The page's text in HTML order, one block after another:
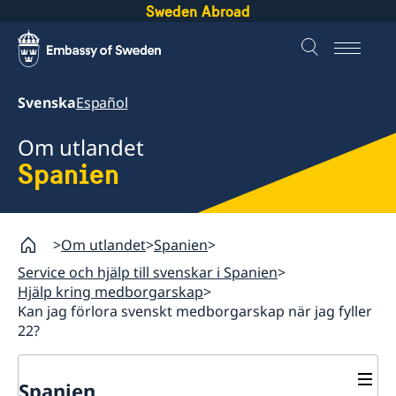
Sweden Abroad
SvenskaEspañol
Om utlandet
Spanien
Om utlandet Spanien
Service och hjälp till svenskar i Spanien
Hjälp kring medborgarskap
Kan jag förlora svenskt medborgarskap när jag fyller
22?
Spanien